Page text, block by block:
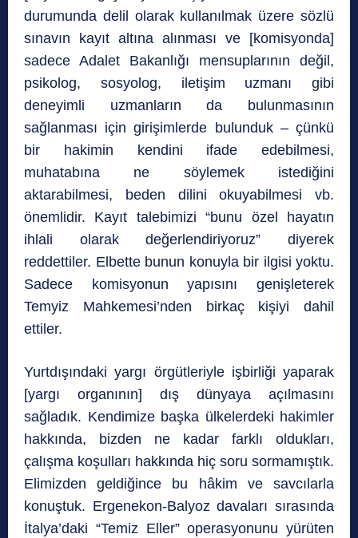
durumunda delil olarak kullanılmak üzere sözlü
sınavın kayıt altına alınması ve [komisyonda]
sadece Adalet Bakanlığı mensuplarının değil,
psikolog, sosyolog, iletişim uzmanı gibi
deneyimli uzmanların da bulunmasının
sağlanması için girişimlerde bulunduk – çünkü
bir hakimin kendini ifade edebilmesi,
muhatabına ne söylemek istediğini
aktarabilmesi, beden dilini okuyabilmesi vb.
önemlidir. Kayıt talebimizi “bunu özel hayatın
ihlali olarak değerlendiriyoruz” diyerek
reddettiler. Elbette bunun konuyla bir ilgisi yoktu.
Sadece komisyonun yapısını genişleterek
Temyiz Mahkemesi’nden birkaç kişiyi dahil
ettiler.
Yurtdışındaki yargı örgütleriyle işbirliği yaparak
[yargı organının] dış dünyaya açılmasını
sağladık. Kendimize başka ülkelerdeki hakimler
hakkında, bizden ne kadar farklı oldukları,
çalışma koşulları hakkında hiç soru sormamıştık.
Elimizden geldiğince bu hâkim ve savcılarla
konuştuk. Ergenekon-Balyoz davaları sırasında
İtalya’daki “Temiz Eller” operasyonunu yürüten